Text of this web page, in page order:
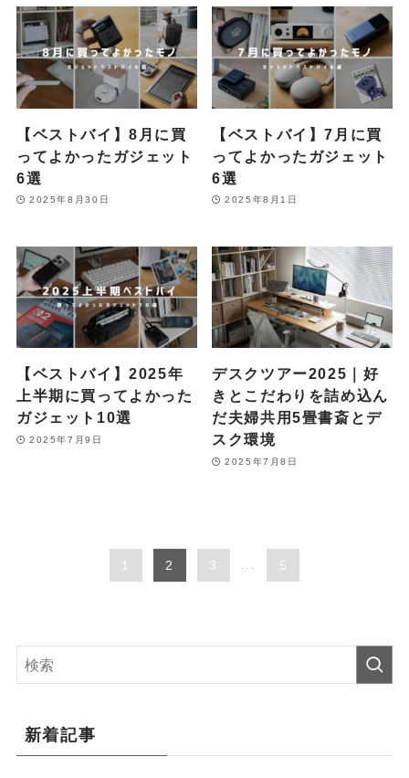
【ベストバイ】8月に買
ってよかったガジェット
6選
2025年8月30日
【ベストバイ】7月に買
ってよかったガジェット
6選
2025年8月1日
【ベストバイ】2025年
上半期に買ってよかった
ガジェット10選
2025年7月9日
デスクツアー2025｜好
きとこだわりを詰め込ん
だ夫婦共用5畳書斎とデ
スク環境
2025年7月8日
1 2 3 5
新着記事